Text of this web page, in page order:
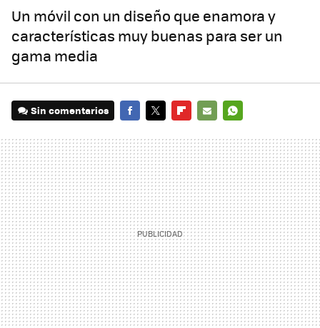
Un móvil con un diseño que enamora y
características muy buenas para ser un
gama media
Sin comentarios
MAIL